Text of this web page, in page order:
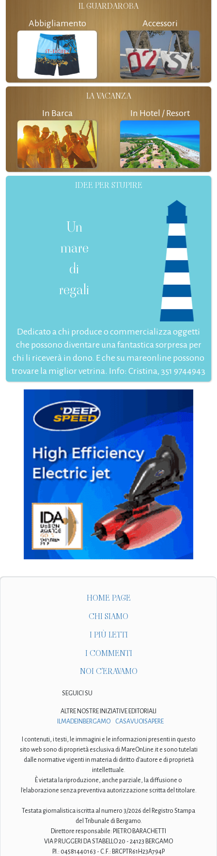
IL GUARDAROBA
Abbigliamento Accessori
LA VACANZA
In Barca In Hotel / Resort
IDEE PER STUPIRE
Un
mare
di
regali
Dedicato a chi produce o commercializza oggetti
che possono diventare una fantastica sorpresa per
chi li riceverà in dono. E che su mareonline possono
trovare la miglior vetrina. Info: Cristina, 351 9744943
HOME PAGE
CHI SIAMO
I PIÙ LETTI
I COMMENTI
NOI C'ERAVAMO
SEGUICI SU
ALTRE NOSTRE INIZIATIVE EDITORIALI
ILMADEINBERGAMO
CASAVUOISAPERE
I contenuti, i testi, le immagini e le informazioni presenti in questo
sito web sono di proprietà esclusiva di MareOnLine.it e sono tutelati
dalle normative vigenti in materia di diritto d'autore e di proprietà
intellettuale.
È vietata la riproduzione, anche parziale, la diffusione o
l'elaborazione senza preventiva autorizzazione scritta del titolare.
Testata giornalistica iscritta al numero 3/2026 del Registro Stampa
del Tribunale di Bergamo.
Direttore responsabile: PIETRO BARACHETTI
VIA P. RUGGERI DA STABELLO 20 - 24123 BERGAMO
P.I.: 04581440163 - C.F.: BRCPTR61H23A794P